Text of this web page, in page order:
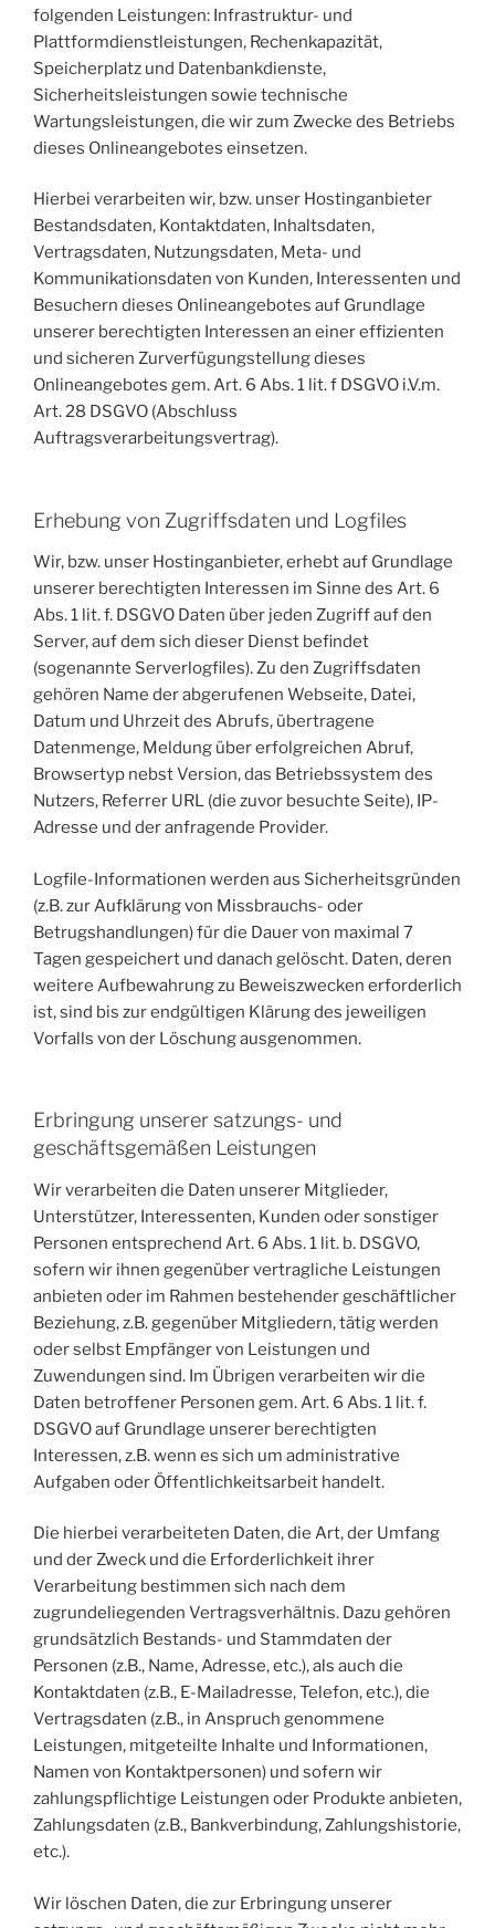
folgenden Leistungen: Infrastruktur- und
Plattformdienstleistungen, Rechenkapazität,
Speicherplatz und Datenbankdienste,
Sicherheitsleistungen sowie technische
Wartungsleistungen, die wir zum Zwecke des Betriebs
dieses Onlineangebotes einsetzen.
Hierbei verarbeiten wir, bzw. unser Hostinganbieter
Bestandsdaten, Kontaktdaten, Inhaltsdaten,
Vertragsdaten, Nutzungsdaten, Meta- und
Kommunikationsdaten von Kunden, Interessenten und
Besuchern dieses Onlineangebotes auf Grundlage
unserer berechtigten Interessen an einer effizienten
und sicheren Zurverfügungstellung dieses
Onlineangebotes gem. Art. 6 Abs. 1 lit. f DSGVO i.V.m.
Art. 28 DSGVO (Abschluss
Auftragsverarbeitungsvertrag).
Erhebung von Zugriffsdaten und Logfiles
Wir, bzw. unser Hostinganbieter, erhebt auf Grundlage
unserer berechtigten Interessen im Sinne des Art. 6
Abs. 1 lit. f. DSGVO Daten über jeden Zugriff auf den
Server, auf dem sich dieser Dienst befindet
(sogenannte Serverlogfiles). Zu den Zugriffsdaten
gehören Name der abgerufenen Webseite, Datei,
Datum und Uhrzeit des Abrufs, übertragene
Datenmenge, Meldung über erfolgreichen Abruf,
Browsertyp nebst Version, das Betriebssystem des
Nutzers, Referrer URL (die zuvor besuchte Seite), IP-
Adresse und der anfragende Provider.
Logfile-Informationen werden aus Sicherheitsgründen
(z.B. zur Aufklärung von Missbrauchs- oder
Betrugshandlungen) für die Dauer von maximal 7
Tagen gespeichert und danach gelöscht. Daten, deren
weitere Aufbewahrung zu Beweiszwecken erforderlich
ist, sind bis zur endgültigen Klärung des jeweiligen
Vorfalls von der Löschung ausgenommen.
Erbringung unserer satzungs- und
geschäftsgemäßen Leistungen
Wir verarbeiten die Daten unserer Mitglieder,
Unterstützer, Interessenten, Kunden oder sonstiger
Personen entsprechend Art. 6 Abs. 1 lit. b. DSGVO,
sofern wir ihnen gegenüber vertragliche Leistungen
anbieten oder im Rahmen bestehender geschäftlicher
Beziehung, z.B. gegenüber Mitgliedern, tätig werden
oder selbst Empfänger von Leistungen und
Zuwendungen sind. Im Übrigen verarbeiten wir die
Daten betroffener Personen gem. Art. 6 Abs. 1 lit. f.
DSGVO auf Grundlage unserer berechtigten
Interessen, z.B. wenn es sich um administrative
Aufgaben oder Öffentlichkeitsarbeit handelt.
Die hierbei verarbeiteten Daten, die Art, der Umfang
und der Zweck und die Erforderlichkeit ihrer
Verarbeitung bestimmen sich nach dem
zugrundeliegenden Vertragsverhältnis. Dazu gehören
grundsätzlich Bestands- und Stammdaten der
Personen (z.B., Name, Adresse, etc.), als auch die
Kontaktdaten (z.B., E-Mailadresse, Telefon, etc.), die
Vertragsdaten (z.B., in Anspruch genommene
Leistungen, mitgeteilte Inhalte und Informationen,
Namen von Kontaktpersonen) und sofern wir
zahlungspflichtige Leistungen oder Produkte anbieten,
Zahlungsdaten (z.B., Bankverbindung, Zahlungshistorie,
etc.).
Wir löschen Daten, die zur Erbringung unserer